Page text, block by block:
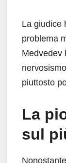
La giudice
problema
Medvedev
piuttosto
La
sul